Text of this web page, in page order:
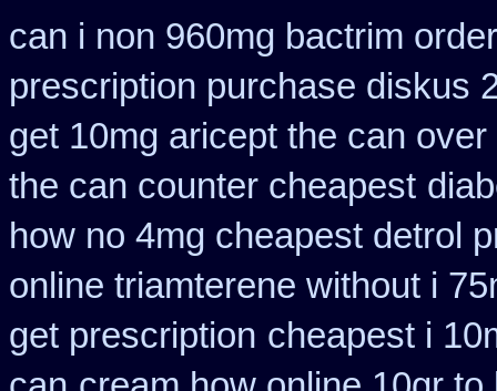
can i non 960mg bactrim
prescription purchase diskus
get 10mg aricept the can over
the can counter cheapest
how no 4mg cheapest detrol
online triamterene without i
get prescription cheapest i